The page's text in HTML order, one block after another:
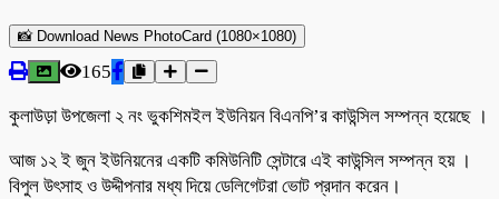
📸 Download News PhotoCard (1080×1080)
165
কুলাউড়া উপজেলা ২ নং ভুকশিমইল ইউনিয়ন বিএনপি’র কাউন্সিল সম্পন্ন হয়েছে ।
আজ ১২ ই জুন ইউনিয়নের একটি কমিউনিটি সেন্টারে এই কাউন্সিল সম্পন্ন হয় ।
বিপুল উৎসাহ ও উদ্দীপনার মধ্য দিয়ে ডেলিগেটরা ভোট প্রদান করেন।